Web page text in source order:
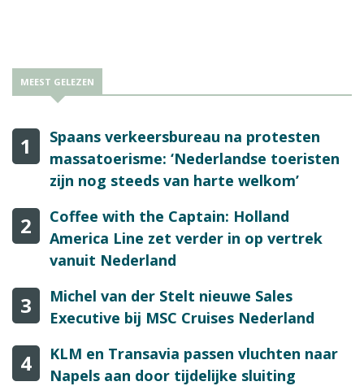
MEEST GELEZEN
1
Spaans verkeersbureau na protesten
massatoerisme: ‘Nederlandse toeristen
zijn nog steeds van harte welkom’
2
Coffee with the Captain: Holland
America Line zet verder in op vertrek
vanuit Nederland
3
Michel van der Stelt nieuwe Sales
Executive bij MSC Cruises Nederland
4
KLM en Transavia passen vluchten naar
Napels aan door tijdelijke sluiting